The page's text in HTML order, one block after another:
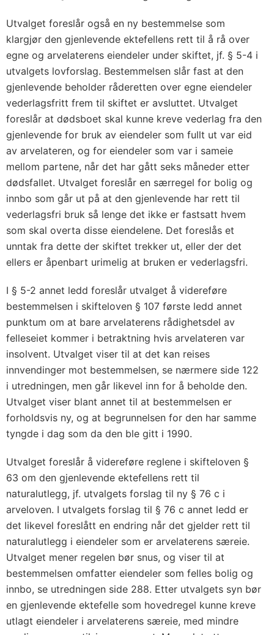
Utvalget foreslår også en ny bestemmelse som
klargjør den gjenlevende ektefellens rett til å rå over
egne og arvelaterens eiendeler under skiftet, jf. § 5-4 i
utvalgets lovforslag. Bestemmelsen slår fast at den
gjenlevende beholder råderetten over egne eiendeler
vederlagsfritt frem til skiftet er avsluttet. Utvalget
foreslår at dødsboet skal kunne kreve vederlag fra den
gjenlevende for bruk av eiendeler som fullt ut var eid
av arvelateren, og for eiendeler som var i sameie
mellom partene, når det har gått seks måneder etter
dødsfallet. Utvalget foreslår en særregel for bolig og
innbo som går ut på at den gjenlevende har rett til
vederlagsfri bruk så lenge det ikke er fastsatt hvem
som skal overta disse eiendelene. Det foreslås et
unntak fra dette der skiftet trekker ut, eller der det
ellers er åpenbart urimelig at bruken er vederlagsfri.
I § 5-2 annet ledd foreslår utvalget å videreføre
bestemmelsen i skifteloven § 107 første ledd annet
punktum om at bare arvelaterens rådighetsdel av
felleseiet kommer i betraktning hvis arvelateren var
insolvent. Utvalget viser til at det kan reises
innvendinger mot bestemmelsen, se nærmere side 122
i utredningen, men går likevel inn for å beholde den.
Utvalget viser blant annet til at bestemmelsen er
forholdsvis ny, og at begrunnelsen for den har samme
tyngde i dag som da den ble gitt i 1990.
Utvalget foreslår å videreføre reglene i skifteloven §
63 om den gjenlevende ektefellens rett til
naturalutlegg, jf. utvalgets forslag til ny § 76 c i
arveloven. I utvalgets forslag til § 76 c annet ledd er
det likevel foreslått en endring når det gjelder rett til
naturalutlegg i eiendeler som er arvelaterens særeie.
Utvalget mener regelen bør snus, og viser til at
bestemmelsen omfatter eiendeler som felles bolig og
innbo, se utredningen side 288. Etter utvalgets syn bør
en gjenlevende ektefelle som hovedregel kunne kreve
utlagt eiendeler i arvelaterens særeie, med mindre